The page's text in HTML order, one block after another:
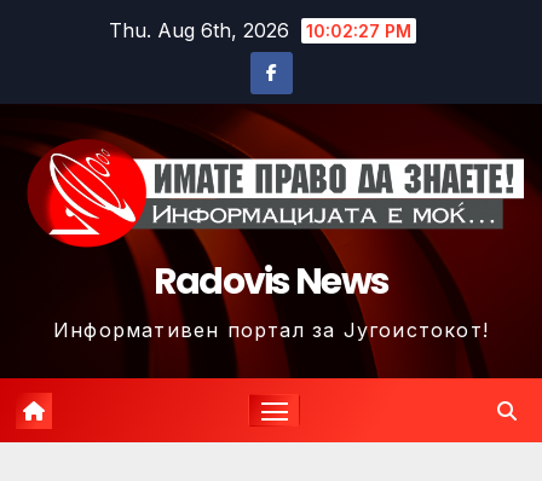
Thu. Aug 6th, 2026 10:02:30 PM
Radovis News
Информативен портал за Југоистокот!